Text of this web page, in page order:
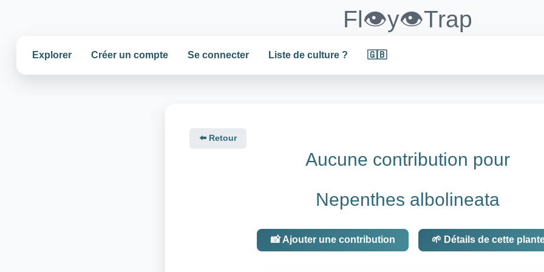
Fl👁️y👁️Trap
Explorer Créer un compte Se connecter Liste de culture ? 🇬🇧
⬅️ Retour
Aucune contribution pour
Nepenthes albolineata
📸 Ajouter une contribution 🌱 Détails de cette